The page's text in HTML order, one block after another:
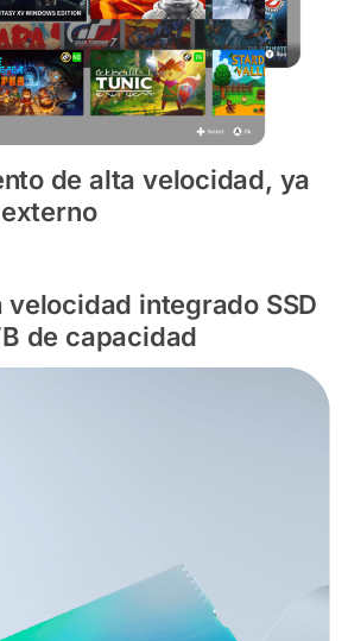
de alta velocidad, ya
velocidad integrado SSD
de capacidad